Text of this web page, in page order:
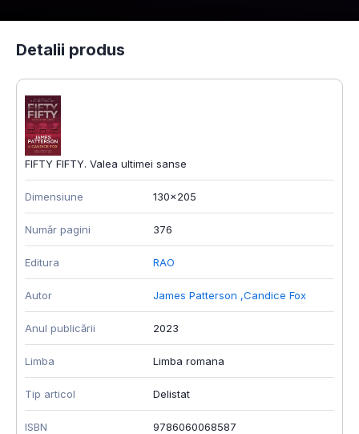
Detalii produs
FIFTY FIFTY. Valea ultimei sanse
Dimensiune 130x205
Număr pagini 376
Editura RAO
Autor James Patterson ,Candice Fox
Anul publicării 2023
Limba Limba romana
Tip articol Delistat
ISBN 9786060068587